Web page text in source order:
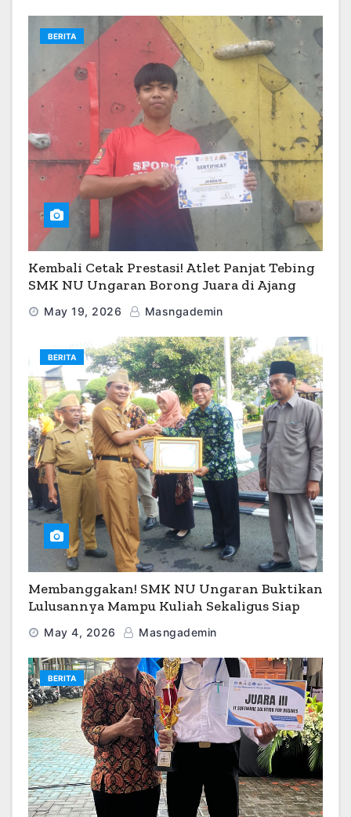
BERITA
Kembali Cetak Prestasi! Atlet Panjat Tebing
SMK NU Ungaran Borong Juara di Ajang
May 19, 2026 Masngademin
BERITA
Membanggakan! SMK NU Ungaran Buktikan
Lulusannya Mampu Kuliah Sekaligus Siap
May 4, 2026 Masngademin
BERITA